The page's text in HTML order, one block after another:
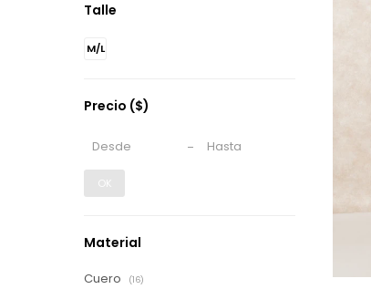
Talle
M/L
Precio ($)
OK
Material
Cuero (16)